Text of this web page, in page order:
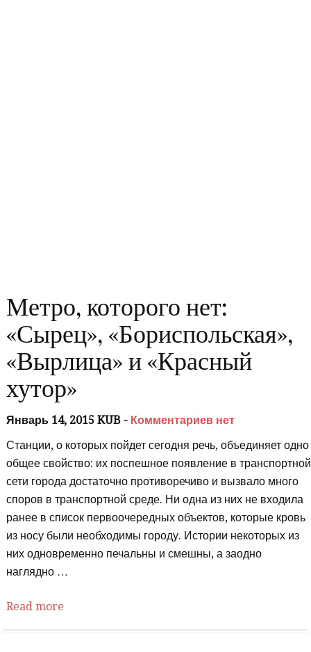
Метро, которого нет:
«Сырец», «Бориспольская»,
«Вырлица» и «Красный
хутор»
Январь 14, 2015 KUB - Комментариев нет
Станции, о которых пойдет сегодня речь, объединяет одно
общее свойство: их поспешное появление в транспортной
сети города достаточно противоречиво и вызвало много
споров в транспортной среде. Ни одна из них не входила
ранее в список первоочередных объектов, которые кровь
из носу были необходимы городу. Истории некоторых из
них одновременно печальны и смешны, а заодно
наглядно …
Read more